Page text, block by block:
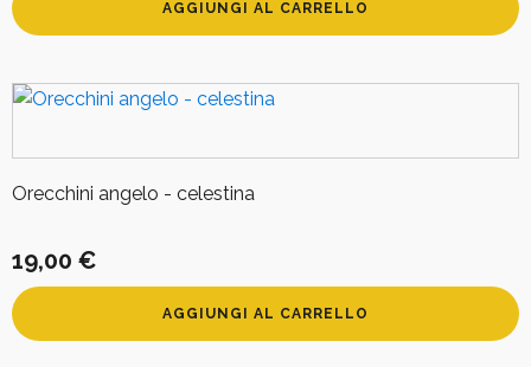
AGGIUNGI AL CARRELLO
Orecchini angelo - celestina
19,00 €
AGGIUNGI AL CARRELLO